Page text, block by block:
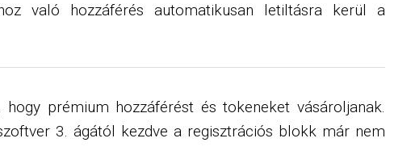
való hozzáférés automatikusan letiltásra kerül a
prémium hozzáférést és tokeneket vásároljanak.
3. ágától kezdve a regisztrációs blokk már nem